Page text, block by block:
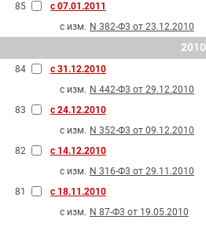
85
с 07.01.2011
с изм. N 382-Ф3 от 23.12.2010
2010
84
с 31.12.2010
с изм. N 442-Ф3 от 29.12.2010
83
с 24.12.2010
с изм. N 352-Ф3 от 09.12.2010
82
с 14.12.2010
с изм. N 316-Ф3 от 29.11.2010
81
с 18.11.2010
с изм. N 87-Ф3 от 19.05.2010